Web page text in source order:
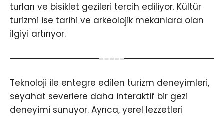
turları ve bisiklet gezileri tercih ediliyor. Kültür
turizmi ise tarihi ve arkeolojik mekanlara olan
ilgiyi artırıyor.
Teknoloji ile entegre edilen turizm deneyimleri,
seyahat severlere daha interaktif bir gezi
deneyimi sunuyor. Ayrıca, yerel lezzetleri